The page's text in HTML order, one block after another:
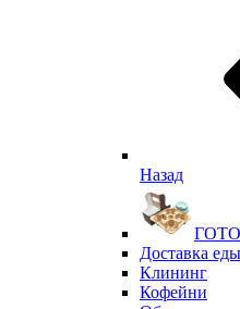
Назад
Доставка еды
Клининг
Кофейни